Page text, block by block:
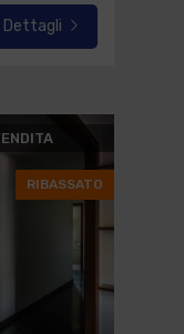
Dettagli
RIBASSATO